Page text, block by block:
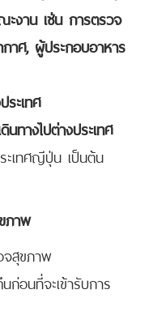
งาน เช่น การตรวจ
าศ, ผู้ประกอบอาหาร
ะเทศ
ทางไปต่างประเทศ
ะเทศญีปุ่น เป็นต้น
ภาพ
จสุขภาพ
อนที่จะเข้ารับการ